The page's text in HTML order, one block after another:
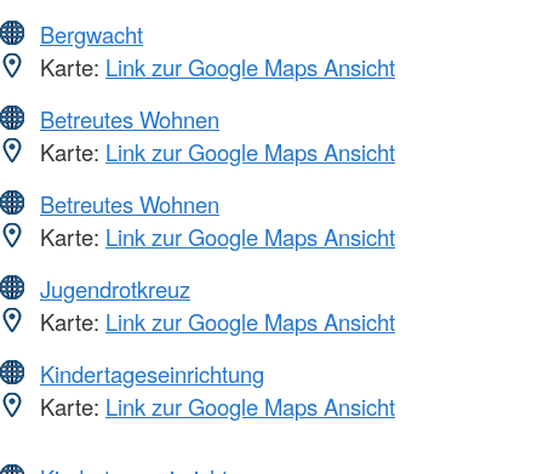
Bergwacht
Karte: Link zur Google Maps Ansicht
Betreutes Wohnen
Karte: Link zur Google Maps Ansicht
Betreutes Wohnen
Karte: Link zur Google Maps Ansicht
Jugendrotkreuz
Karte: Link zur Google Maps Ansicht
Kindertageseinrichtung
Karte: Link zur Google Maps Ansicht